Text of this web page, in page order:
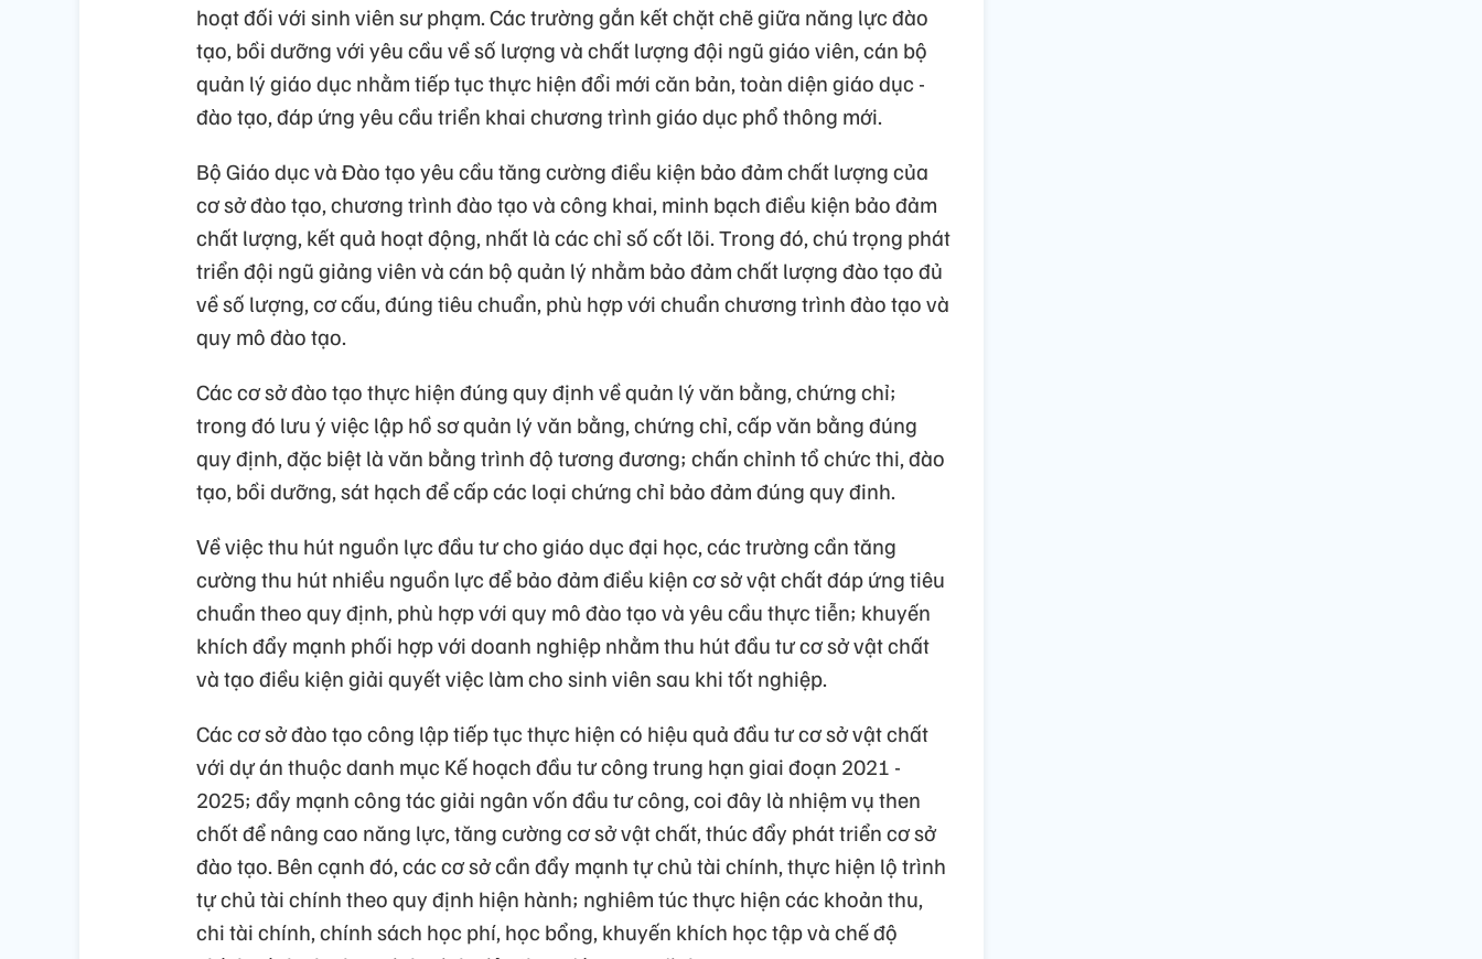
hoạt đối với sinh viên sư phạm. Các trường gắn kết chặt chẽ giữa năng lực đào
tạo, bồi dưỡng với yêu cầu về số lượng và chất lượng đội ngũ giáo viên, cán bộ
quản lý giáo dục nhằm tiếp tục thực hiện đổi mới căn bản, toàn diện giáo dục -
đào tạo, đáp ứng yêu cầu triển khai chương trình giáo dục phổ thông mới.
Bộ Giáo dục và Đào tạo yêu cầu tăng cường điều kiện bảo đảm chất lượng của
cơ sở đào tạo, chương trình đào tạo và công khai, minh bạch điều kiện bảo đảm
chất lượng, kết quả hoạt động, nhất là các chỉ số cốt lõi. Trong đó, chú trọng phát
triển đội ngũ giảng viên và cán bộ quản lý nhằm bảo đảm chất lượng đào tạo đủ
về số lượng, cơ cấu, đúng tiêu chuẩn, phù hợp với chuẩn chương trình đào tạo và
quy mô đào tạo.
Các cơ sở đào tạo thực hiện đúng quy định về quản lý văn bằng, chứng chỉ;
trong đó lưu ý việc lập hồ sơ quản lý văn bằng, chứng chỉ, cấp văn bằng đúng
quy định, đặc biệt là văn bằng trình độ tương đương; chấn chỉnh tổ chức thi, đào
tạo, bồi dưỡng, sát hạch để cấp các loại chứng chỉ bảo đảm đúng quy đinh.
Về việc thu hút nguồn lực đầu tư cho giáo dục đại học, các trường cần tăng
cường thu hút nhiều nguồn lực để bảo đảm điều kiện cơ sở vật chất đáp ứng tiêu
chuẩn theo quy định, phù hợp với quy mô đào tạo và yêu cầu thực tiễn; khuyến
khích đẩy mạnh phối hợp với doanh nghiệp nhằm thu hút đầu tư cơ sở vật chất
và tạo điều kiện giải quyết việc làm cho sinh viên sau khi tốt nghiệp.
Các cơ sở đào tạo công lập tiếp tục thực hiện có hiệu quả đầu tư cơ sở vật chất
với dự án thuộc danh mục Kế hoạch đầu tư công trung hạn giai đoạn 2021 -
2025; đẩy mạnh công tác giải ngân vốn đầu tư công, coi đây là nhiệm vụ then
chốt để nâng cao năng lực, tăng cường cơ sở vật chất, thúc đẩy phát triển cơ sở
đào tạo. Bên cạnh đó, các cơ sở cần đẩy mạnh tự chủ tài chính, thực hiện lộ trình
tự chủ tài chính theo quy định hiện hành; nghiêm túc thực hiện các khoản thu,
chi tài chính, chính sách học phí, học bổng, khuyến khích học tập và chế độ